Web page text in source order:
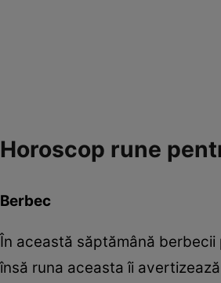
Horoscop rune
Berbec
În această săptămână
însă runa aceasta îi